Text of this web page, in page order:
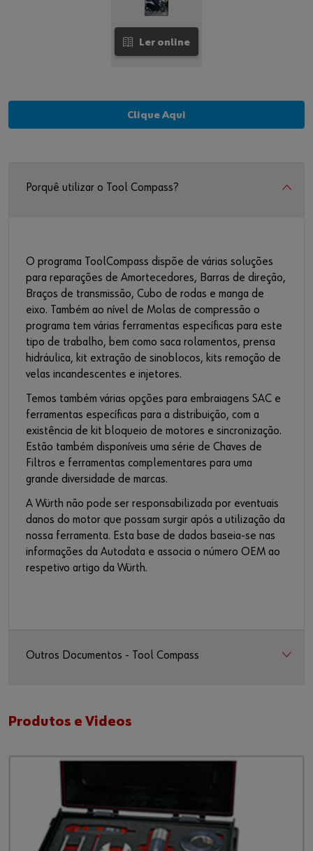
Ler online
Clique Aqui
Porquê utilizar o Tool Compass?
O programa ToolCompass dispõe de várias soluções
para reparações de Amortecedores, Barras de direção,
Braços de transmissão, Cubo de rodas e manga de
eixo. Também ao nível de Molas de compressão o
programa tem várias ferramentas específicas para este
tipo de trabalho, bem como saca rolamentos, prensa
hidráulica, kit extração de sinoblocos, kits remoção de
velas incandescentes e injetores.
Temos também várias opções para embraiagens SAC e
ferramentas específicas para a distribuição, com a
existência de kit bloqueio de motores e sincronização.
Estão também disponíveis uma série de Chaves de
Filtros e ferramentas complementares para uma
grande diversidade de marcas.
A Würth não pode ser responsabilizada por eventuais
danos do motor que possam surgir após a utilização da
nossa ferramenta. Esta base de dados baseia-se nas
informações da Autodata e associa o número OEM ao
respetivo artigo da Würth.
Outros Documentos - Tool Compass
Produtos e Videos